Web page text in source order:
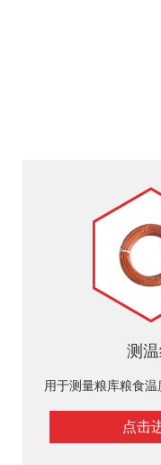
测
用于测量粮库粮食
点击